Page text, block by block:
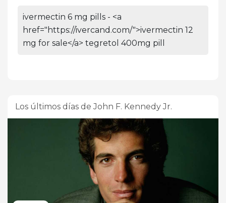
ivermectin 6 mg pills - <a
href="https://ivercand.com/">ivermectin 12
mg for sale</a> tegretol 400mg pill
Los últimos días de John F. Kennedy Jr.